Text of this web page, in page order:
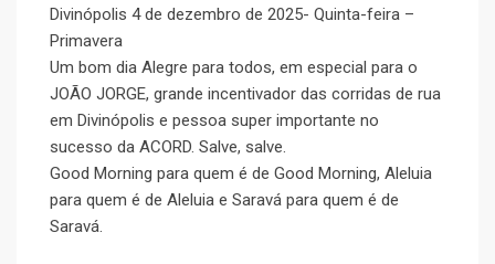
Divinópolis 4 de dezembro de 2025- Quinta-feira –
Primavera
Um bom dia Alegre para todos, em especial para o
JOÃO JORGE, grande incentivador das corridas de rua
em Divinópolis e pessoa super importante no
sucesso da ACORD. Salve, salve.
Good Morning para quem é de Good Morning, Aleluia
para quem é de Aleluia e Saravá para quem é de
Saravá.